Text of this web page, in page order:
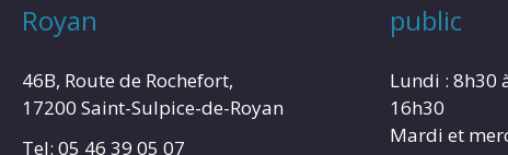
Royan
46B, Route de Rochefort,
17200 Saint-Sulpice-de-Royan
Tel: 05 46 39 05 07
public
Lundi : 8h30
16h30
Mardi et